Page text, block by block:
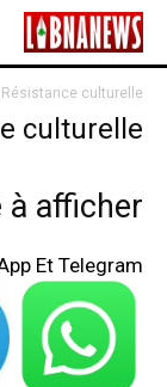
Résistance culturelle
culturelle
à afficher
Et Telegram